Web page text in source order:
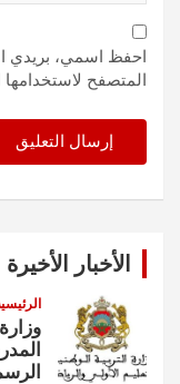
احفظ اسمي، بريدي
المتصفح لاستخدامها
الأخبار الأخيرة